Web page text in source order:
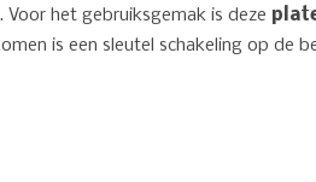
het gebruiksgemak is deze
is een sleutel schakeling op de